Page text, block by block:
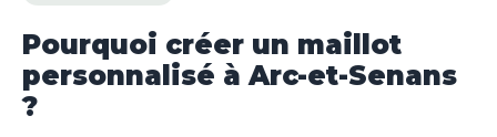
Pourquoi créer un maillot
personnalisé à Arc-et-Senans
?